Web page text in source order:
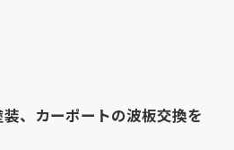
、カーポートの波板交換を